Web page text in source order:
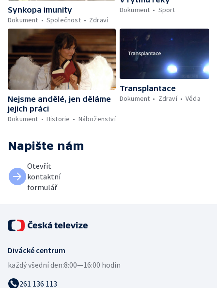
Synkopa imunity
Dokument
Společnost Zdraví
Dokument
Sport
Nejsme andělé, jen děláme
jejich práci
Dokument
Historie Náboženství
Transplantace
Dokument
Zdraví Věda
Napište nám
Otevřít
kontaktní
formulář
Divácké centrum
každý všední den:8:00—16:00 hodin
261 136 113